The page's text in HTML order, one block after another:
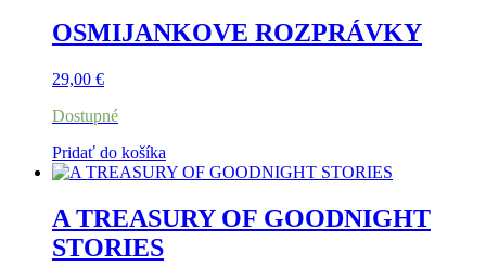
OSMIJANKOVE ROZPRÁVKY
29,00 €
Dostupné
Pridať do košíka
A TREASURY OF GOODNIGHT
STORIES